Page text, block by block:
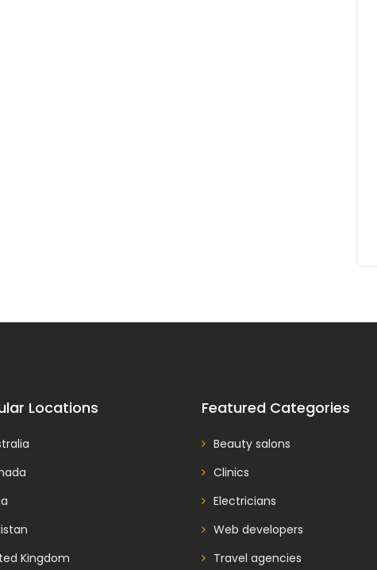
Locations
Kingdom
Featured Categories
Beauty salons
Clinics
Electricians
Web developers
Travel agencies